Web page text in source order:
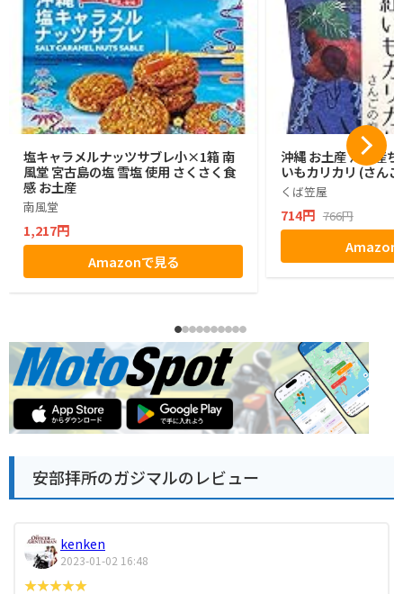
塩キャラメルナッツサブレ小×1箱 南
風堂 宮古島の塩 雪塩 使用 さくさく食
感 お土産
南風堂
1,217円
Amazonで見る
沖縄 お土産 沖縄産
いもカリカリ (さん
くば笠屋
714円 766円
Amazon
安部拝所のガジマルのレビュー
kenken
2023-01-02 16:48